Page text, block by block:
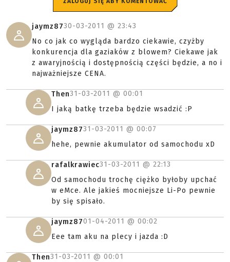
jaymz8730-03-2011 @ 23:43
No co jak co wygląda bardzo ciekawie, czyżby
konkurencja dla gaziaków z blowem? Ciekawe jak
z awaryjnością i dostępnością części będzie, a no i
najważniejsze CENA.
Then31-03-2011 @ 00:01
I jaką batkę trzeba będzie wsadzić :P
jaymz8731-03-2011 @ 00:07
hehe, pewnie akumulator od samochodu xD
rafalkrawiec31-03-2011 @ 22:13
Od samochodu trochę ciężko byłoby upchać
w eMce. Ale jakieś mocniejsze Li-Po pewnie
by się spisało.
jaymz8701-04-2011 @ 00:02
Eee tam aku na plecy i jazda :D
Then31-03-2011 @ 00:01